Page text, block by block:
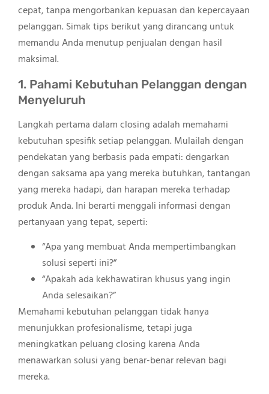
cepat, tanpa mengorbankan kepuasan dan kepercayaan
pelanggan. Simak tips berikut yang dirancang untuk
memandu Anda menutup penjualan dengan hasil
maksimal.
1. Pahami Kebutuhan Pelanggan dengan
Menyeluruh
Langkah pertama dalam closing adalah memahami
kebutuhan spesifik setiap pelanggan. Mulailah dengan
pendekatan yang berbasis pada empati: dengarkan
dengan saksama apa yang mereka butuhkan, tantangan
yang mereka hadapi, dan harapan mereka terhadap
produk Anda. Ini berarti menggali informasi dengan
pertanyaan yang tepat, seperti:
“Apa yang membuat Anda mempertimbangkan
solusi seperti ini?”
“Apakah ada kekhawatiran khusus yang ingin
Anda selesaikan?”
Memahami kebutuhan pelanggan tidak hanya
menunjukkan profesionalisme, tetapi juga
meningkatkan peluang closing karena Anda
menawarkan solusi yang benar-benar relevan bagi
mereka.